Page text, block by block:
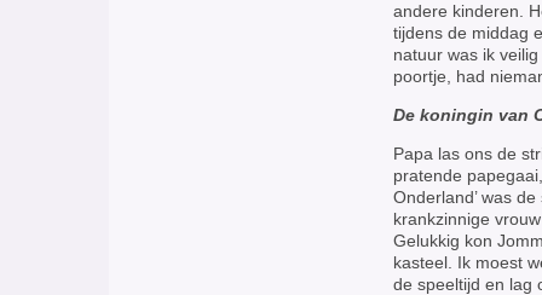
andere kinderen.
tijdens de middag
natuur was ik
poortje, had
De koningin van
Papa las ons de
pratende
Onderland’ was
krankzinnige
Gelukkig kon
kasteel. Ik moest
de speeltijd en lag